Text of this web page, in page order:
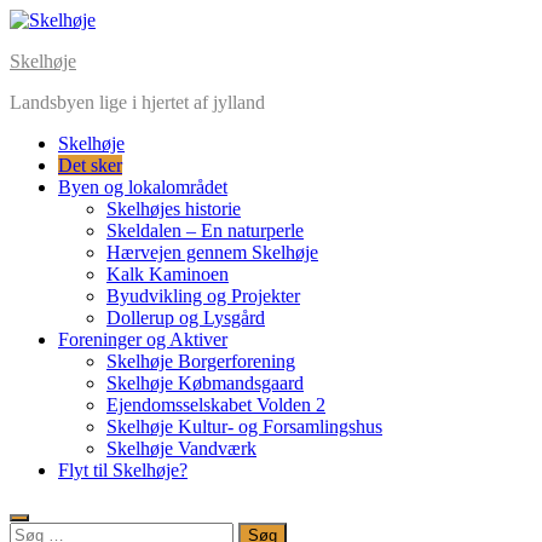
Skip
content
Skelhøje
Landsbyen lige i hjertet af jylland
Skelhøje
Det sker
Byen og lokalområdet
Skelhøjes historie
Skeldalen – En naturperle
Hærvejen gennem Skelhøje
Kalk Kaminoen
Byudvikling og Projekter
Dollerup og Lysgård
Foreninger og Aktiver
Skelhøje Borgerforening
Skelhøje Købmandsgaard
Ejendomsselskabet Volden 2
Skelhøje Kultur- og Forsamlingshus
Skelhøje Vandværk
Flyt til Skelhøje?
Søg